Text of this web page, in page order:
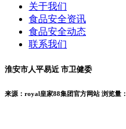
关于我们
食品安全资讯
食品安全动态
联系我们
淮安市人平易近 市卫健委
来源：royal皇家88集团官方网站 浏览量：